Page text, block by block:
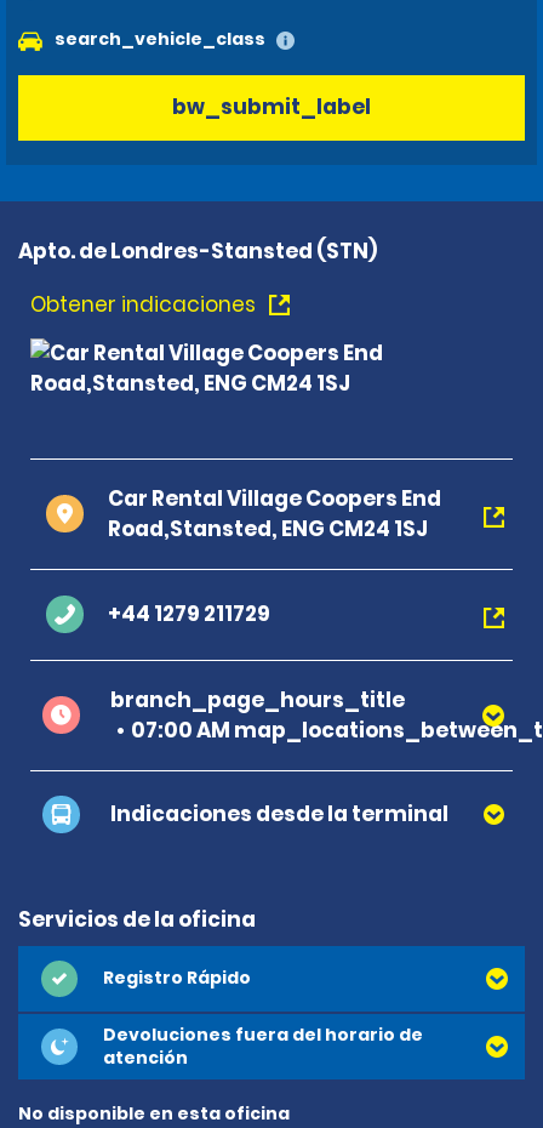
search_vehicle_class
bw_submit_label
Apto. de Londres-Stansted (STN)
Obtener indicaciones
Car Rental Village Coopers End
Road,Stansted, ENG CM24 1SJ
+44 1279 211729
branch_page_hours_title
07:00 AM
Indicaciones desde la terminal
Servicios de la oficina
Registro Rápido
Devoluciones fuera del horario de
atención
No disponible en esta oficina